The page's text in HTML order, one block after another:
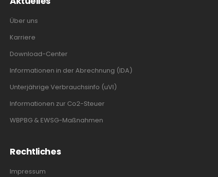
Über uns
Karriere
Download-Center
Informationen in der Abrechnung (IDA)
Unterjährige Verbrauchsinfo (uVI)
Informationen zur Co2-Steuer
WBPBG & EWSG-Maßnahmen
Rechtliches
Impressum